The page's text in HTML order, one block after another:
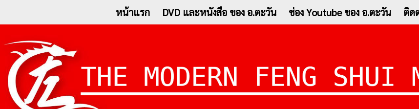
หน้าแรก DVD และหนังสือ ของ อ.ตะวัน ช่อง Youtube ของ อ.ตะวัน ติด